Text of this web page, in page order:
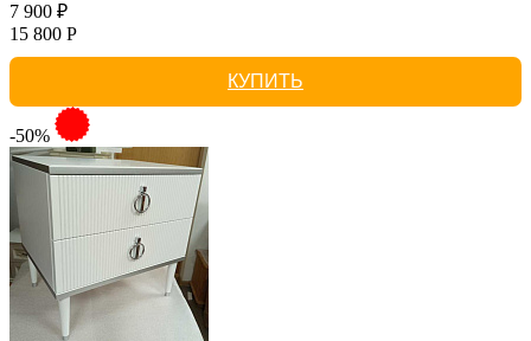
7 900 ₽
15 800 Р
КУПИТЬ
-50%